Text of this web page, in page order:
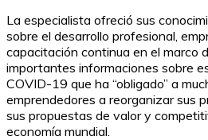
La especialista ofreció sus
sobre el desarrollo profesional,
capacitación continua en el marco
importantes informaciones sobre
COVID-19 que ha “obligado” a
emprendedores a reorganizar sus
sus propuestas de valor y
economía mundial.